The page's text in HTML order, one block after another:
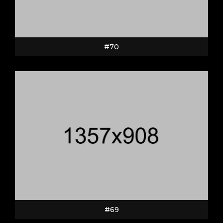
#70
#69